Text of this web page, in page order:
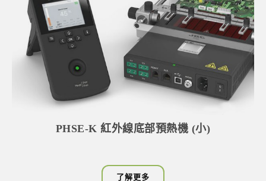
PHSE-K 紅外線底部預熱機 (小)
了解更多